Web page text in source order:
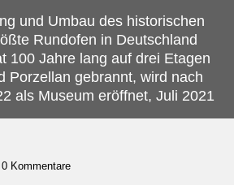
und Umbau des historischen
Rundofen in Deutschland
100 Jahre lang auf drei Etagen
Porzellan gebrannt, wird nach
als Museum eröffnet, Juli 2021
Kommentare